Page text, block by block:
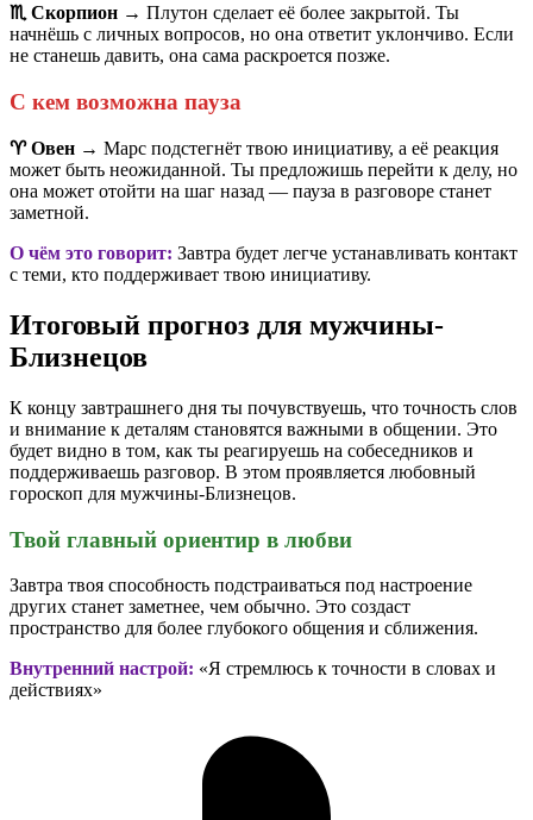
♏️ Скорпион → Плутон сделает её более закрытой. Ты
начнёшь с личных вопросов, но она ответит уклончиво. Если
не станешь давить, она сама раскроется позже.
С кем возможна пауза
♈️ Овен → Марс подстегнёт твою инициативу, а её реакция
может быть неожиданной. Ты предложишь перейти к делу, но
она может отойти на шаг назад — пауза в разговоре станет
заметной.
О чём это говорит: Завтра будет легче устанавливать контакт
с теми, кто поддерживает твою инициативу.
Итоговый прогноз для мужчины-
Близнецов
К концу завтрашнего дня ты почувствуешь, что точность слов
и внимание к деталям становятся важными в общении. Это
будет видно в том, как ты реагируешь на собеседников и
поддерживаешь разговор. В этом проявляется любовный
гороскоп для мужчины-Близнецов.
Твой главный ориентир в любви
Завтра твоя способность подстраиваться под настроение
других станет заметнее, чем обычно. Это создаст
пространство для более глубокого общения и сближения.
Внутренний настрой: «Я стремлюсь к точности в словах и
действиях»